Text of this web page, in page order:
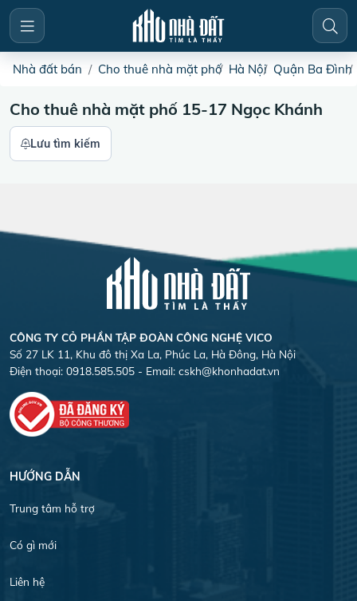
Nhà đất bán Cho thuê nhà mặt phố Hà Nội Quận Ba Đình
Cho thuê nhà mặt phố 15-17 Ngọc Khánh
Lưu tìm kiếm
CÔNG TY CỎ PHẦN TẬP ĐOÀN CÔNG NGHỆ VICO
Số 27 LK 11, Khu đô thị Xa La, Phúc La, Hà Đông, Hà Nội
Điện thoại: 0918.585.505 - Email: cskh@khonhadat.vn
HƯỚNG DẪN
Trung tâm hỗ trợ
Có gì mới
Liên hệ